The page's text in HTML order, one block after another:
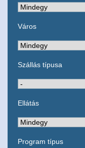
Város
Szállás típusa
Ellátás
Program típus